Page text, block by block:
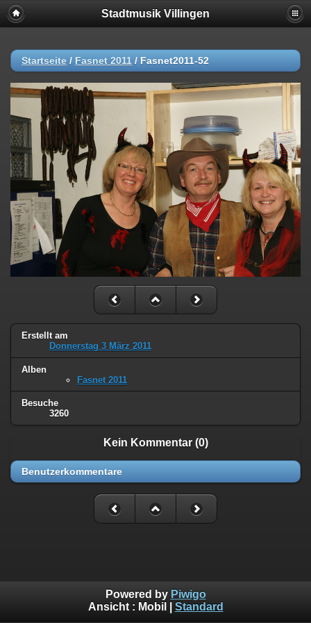
Stadtmusik Villingen
Startseite / Fasnet 2011 / Fasnet2011-52
Erstellt am
Donnerstag 3 März 2011
Alben
Fasnet 2011
Besuche
3260
Kein Kommentar (0)
Benutzerkommentare
Powered by Piwigo
Ansicht : Mobil Standard